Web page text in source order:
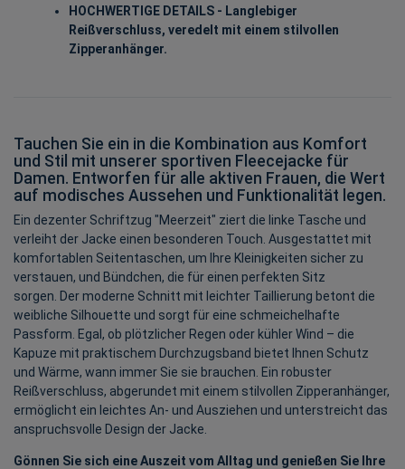
HOCHWERTIGE DETAILS - Langlebiger
Reißverschluss, veredelt mit einem stilvollen
Zipperanhänger.
Tauchen Sie ein in die Kombination aus Komfort
und Stil mit unserer sportiven Fleecejacke für
Damen. Entworfen für alle aktiven Frauen, die Wert
auf modisches Aussehen und Funktionalität legen.
Ein dezenter Schriftzug "Meerzeit" ziert die linke Tasche und
verleiht der Jacke einen besonderen Touch. Ausgestattet mit
komfortablen Seitentaschen, um Ihre Kleinigkeiten sicher zu
verstauen, und Bündchen, die für einen perfekten Sitz
sorgen. Der moderne Schnitt mit leichter Taillierung betont die
weibliche Silhouette und sorgt für eine schmeichelhafte
Passform. Egal, ob plötzlicher Regen oder kühler Wind – die
Kapuze mit praktischem Durchzugsband bietet Ihnen Schutz
und Wärme, wann immer Sie sie brauchen. Ein robuster
Reißverschluss, abgerundet mit einem stilvollen Zipperanhänger,
ermöglicht ein leichtes An- und Ausziehen und unterstreicht das
anspruchsvolle Design der Jacke.
Gönnen Sie sich eine Auszeit vom Alltag und genießen Sie Ihre